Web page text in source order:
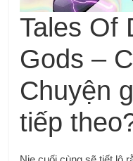
Tales Of
Gods –
Chuyện
tiếp